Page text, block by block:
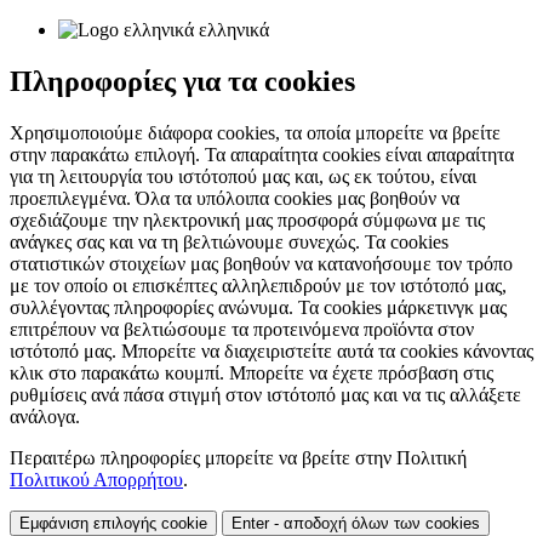
ελληνικά
Πληροφορίες για τα cookies
Χρησιμοποιούμε διάφορα cookies, τα οποία μπορείτε να βρείτε
στην παρακάτω επιλογή. Τα απαραίτητα cookies είναι απαραίτητα
για τη λειτουργία του ιστότοπού μας και, ως εκ τούτου, είναι
προεπιλεγμένα. Όλα τα υπόλοιπα cookies μας βοηθούν να
σχεδιάζουμε την ηλεκτρονική μας προσφορά σύμφωνα με τις
ανάγκες σας και να τη βελτιώνουμε συνεχώς. Τα cookies
στατιστικών στοιχείων μας βοηθούν να κατανοήσουμε τον τρόπο
με τον οποίο οι επισκέπτες αλληλεπιδρούν με τον ιστότοπό μας,
συλλέγοντας πληροφορίες ανώνυμα. Τα cookies μάρκετινγκ μας
επιτρέπουν να βελτιώσουμε τα προτεινόμενα προϊόντα στον
ιστότοπό μας. Μπορείτε να διαχειριστείτε αυτά τα cookies κάνοντας
κλικ στο παρακάτω κουμπί. Μπορείτε να έχετε πρόσβαση στις
ρυθμίσεις ανά πάσα στιγμή στον ιστότοπό μας και να τις αλλάξετε
ανάλογα.
Περαιτέρω πληροφορίες μπορείτε να βρείτε στην Πολιτική
Πολιτικού Απορρήτου.
Εμφάνιση επιλογής cookie Enter - αποδοχή όλων των cookies